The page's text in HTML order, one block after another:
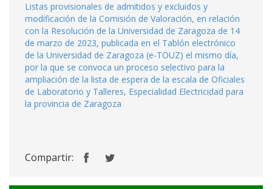
Listas provisionales de admitidos y excluidos y
modificación de la Comisión de Valoración, en relación
con la Resolución de la Universidad de Zaragoza de 14
de marzo de 2023, publicada en el Tablón electrónico
de la Universidad de Zaragoza (e-TOUZ) el mismo día,
por la que se convoca un proceso selectivo para la
ampliación de la lista de espera de la escala de Oficiales
de Laboratorio y Talleres, Especialidad Electricidad para
la provincia de Zaragoza
Compartir: